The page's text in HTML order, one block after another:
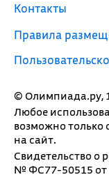
© Олимпиада.ру,
Любое
возможно только
на сайт.
Свидетельство о
№ ФС77-50515 от
Контакты
Правила